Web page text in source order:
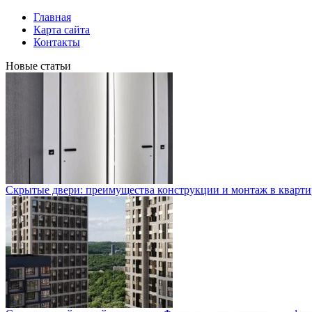
Главная
Карта сайта
Контакты
Новые статьи
Скрытые двери: преимущества конструкции и монтаж в